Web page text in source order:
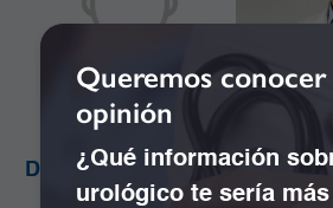
Dr. Alejandro Orozco
Plazas
Dr.
Queremos
opinión
¿Qué información
urológico te sería